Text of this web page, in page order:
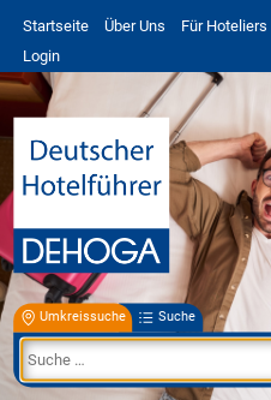
Startseite Über Uns Für Hoteliers
Login
Umkreissuche Suche